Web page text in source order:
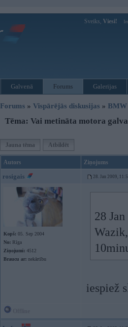
Sveiks, Viesi!
Galvenā Forums Galerijas
Forums » Vispārējās diskusijas » BMW
Tēma: Vai metināta motora
Jauna tēma Atbildēt
Autors Ziņojums
rosigais 28. Jan 2009,
Kopš: 05. Sep 2004
No: Rīga
Ziņojumi: 4512
Braucu ar: nekārtību
28
iespiež